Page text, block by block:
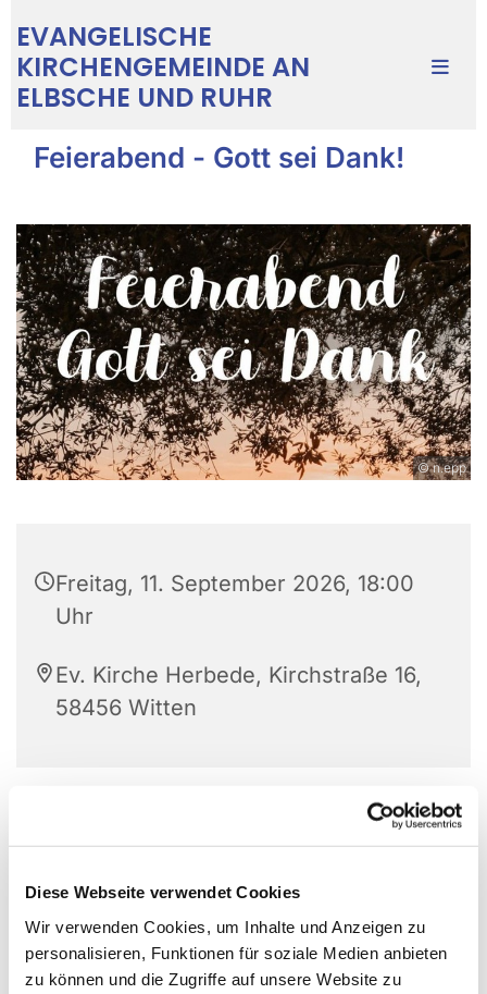
Diese Webseite verwendet Cookies
Wir verwenden Cookies, um Inhalte und Anzeigen zu
personalisieren, Funktionen für soziale Medien anbieten
zu können und die Zugriffe auf unsere Website zu
EVANGELISCHE
KIRCHENGEMEINDE AN
ELBSCHE UND RUHR
Feierabend - Gott sei Dank!
© n.epp
Freitag, 11. September 2026, 18:00
Uhr
Ev. Kirche Herbede, Kirchstraße 16,
58456 Witten
Endlich Feierabend - das wollen wir in einer kleinen
Runde mit Musik, Gesang, Kerzen und
im Monat um 18 Uhr, in der Ev. Kirche Herbede.